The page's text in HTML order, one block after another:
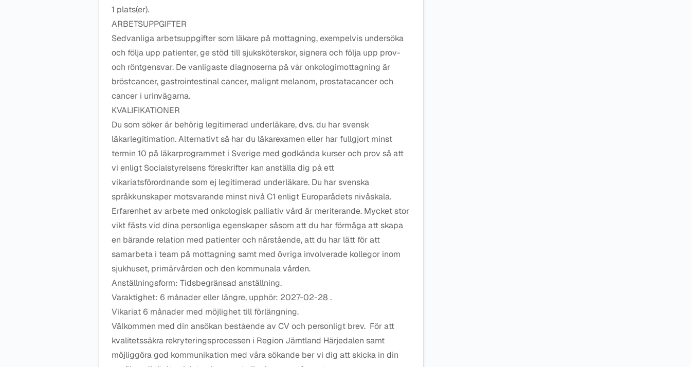
1 plats(er).
ARBETSUPPGIFTER
Sedvanliga arbetsuppgifter som läkare på mottagning, exempelvis undersöka
och följa upp patienter, ge stöd till sjuksköterskor, signera och följa upp prov-
och röntgensvar. De vanligaste diagnoserna på vår onkologimottagning är
bröstcancer, gastrointestinal cancer, malignt melanom, prostatacancer och
cancer i urinvägarna.
KVALIFIKATIONER
Du som söker är behörig legitimerad underläkare, dvs. du har svensk
läkarlegitimation. Alternativt så har du läkarexamen eller har fullgjort minst
termin 10 på läkarprogrammet i Sverige med godkända kurser och prov så att
vi enligt Socialstyrelsens föreskrifter kan anställa dig på ett
vikariatsförordnande som ej legitimerad underläkare. Du har svenska
språkkunskaper motsvarande minst nivå C1 enligt Europarådets nivåskala.
Erfarenhet av arbete med onkologisk palliativ vård är meriterande. Mycket stor
vikt fästs vid dina personliga egenskaper såsom att du har förmåga att skapa
en bärande relation med patienter och närstående, att du har lätt för att
samarbeta i team på mottagning samt med övriga involverade kollegor inom
sjukhuset, primärvården och den kommunala vården.
Anställningsform: Tidsbegränsad anställning.
Varaktighet: 6 månader eller längre, upphör: 2027-02-28 .
Vikariat 6 månader med möjlighet till förlängning.
Välkommen med din ansökan bestående av CV och personligt brev. För att
kvalitetssäkra rekryteringsprocessen i Region Jämtland Härjedalen samt
möjliggöra god kommunikation med våra sökande ber vi dig att skicka in din